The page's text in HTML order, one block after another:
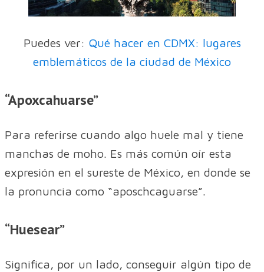
Puedes ver: Qué hacer en CDMX: lugares
emblemáticos de la ciudad de México
“Apoxcahuarse”
Para referirse cuando algo huele mal y tiene
manchas de moho. Es más común oír esta
expresión en el sureste de México, en donde se
la pronuncia como “aposchcaguarse”.
“Huesear”
Significa, por un lado, conseguir algún tipo de